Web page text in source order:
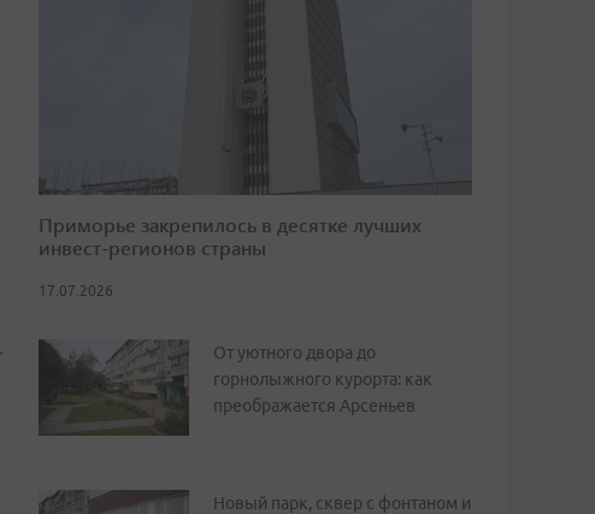
Приморье закрепилось в десятке лучших
инвест-регионов страны
17.07.2026
От уютного двора до
горнолыжного курорта: как
преображается Арсеньев
Новый парк, сквер с фонтаном и